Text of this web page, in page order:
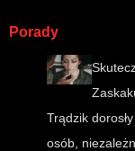
Porady
Trądzik
osób,